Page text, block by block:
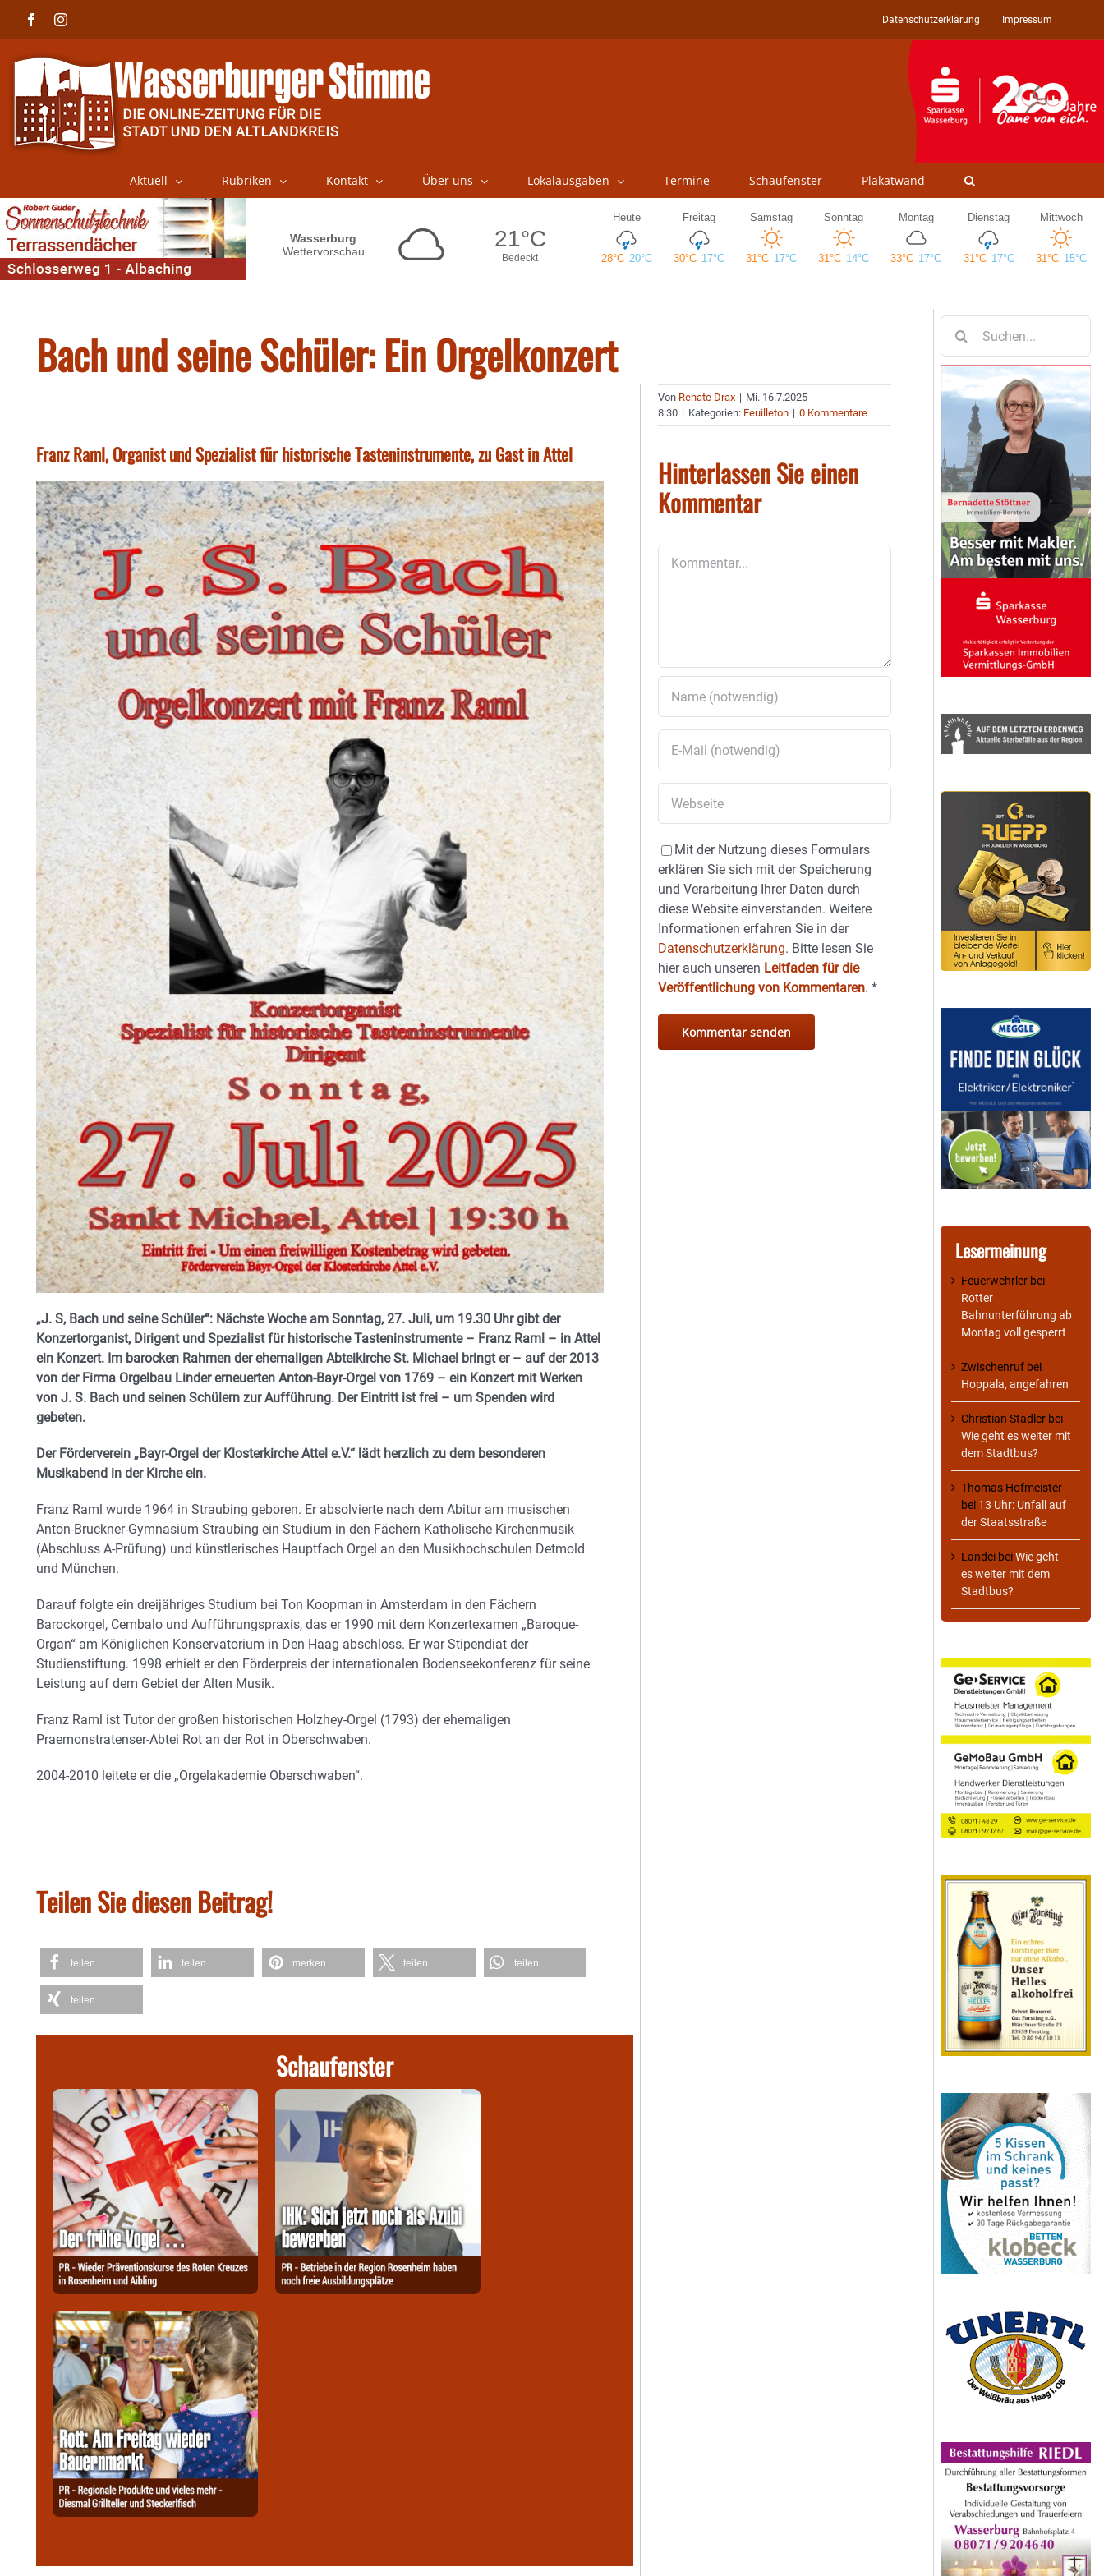
FacebookInstagram Datenschutzerklärung Impressum
Aktuell Rubriken Kontakt Über uns Lokalausgaben Termine Schaufenster Plakatwand
Bach und seine Schüler: Ein Orgelkonzert
Franz Raml, Organist und Spezialist für historische Tasteninstrumente, zu Gast in Attel
„J. S, Bach und seine Schüler“: Nächste Woche am Sonntag, 27. Juli, um 19.30 Uhr gibt der
Konzertorganist, Dirigent und Spezialist für historische Tasteninstrumente – Franz Raml – in Attel
ein Konzert. Im barocken Rahmen der ehemaligen Abteikirche St. Michael bringt er – auf der 2013
von der Firma Orgelbau Linder erneuerten Anton-Bayr-Orgel von 1769 – ein Konzert mit Werken
von J. S. Bach und seinen Schülern zur Aufführung. Der Eintritt ist frei – um Spenden wird
gebeten.
Der Förderverein „Bayr-Orgel der Klosterkirche Attel e.V.“ lädt herzlich zu dem besonderen
Musikabend in der Kirche ein.
Franz Raml wurde 1964 in Straubing geboren. Er absolvierte nach dem Abitur am musischen
Anton-Bruckner-Gymnasium Straubing ein Studium in den Fächern Katholische Kirchenmusik
(Abschluss A-Prüfung) und künstlerisches Hauptfach Orgel an den Musikhochschulen Detmold
und München.
Darauf folgte ein dreijähriges Studium bei Ton Koopman in Amsterdam in den Fächern
Barockorgel, Cembalo und Aufführungspraxis, das er 1990 mit dem Konzertexamen „Baroque-
Organ“ am Königlichen Konservatorium in Den Haag abschloss. Er war Stipendiat der
Studienstiftung. 1998 erhielt er den Förderpreis der internationalen Bodenseekonferenz für seine
Leistung auf dem Gebiet der Alten Musik.
Franz Raml ist Tutor der großen historischen Holzhey-Orgel (1793) der ehemaligen
Praemonstratenser-Abtei Rot an der Rot in Oberschwaben.
2004-2010 leitete er die „Orgelakademie Oberschwaben“.
Teilen Sie diesen Beitrag!
teilen teilen merken teilen teilen
teilen
Schaufenster
Von Renate Drax | Mi. 16.7.2025 -
8:30 | Kategorien: Feuilleton | 0 Kommentare
Hinterlassen Sie einen
Kommentar
Mit der Nutzung dieses Formulars
erklären Sie sich mit der Speicherung
und Verarbeitung Ihrer Daten durch
diese Website einverstanden. Weitere
Informationen erfahren Sie in der
Datenschutzerklärung. Bitte lesen Sie
hier auch unseren Leitfaden für die
Veröffentlichung von Kommentaren.*
nach:
Lesermeinung
Feuerwehrler bei
Rotter
Bahnunterführung ab
Montag voll gesperrt
Zwischenruf bei
Hoppala, angefahren
Christian Stadler bei
Wie geht es weiter mit
dem Stadtbus?
Thomas Hofmeister
bei 13 Uhr: Unfall auf
der Staatsstraße
Landei beiWie geht
es weiter mit dem
Stadtbus?